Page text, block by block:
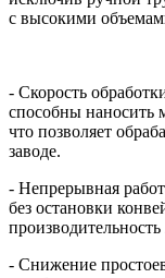
с высокими
- Скорость
способны наносить
что позволяет
заводе.
- Непрерывная
без остановки
- Снижение